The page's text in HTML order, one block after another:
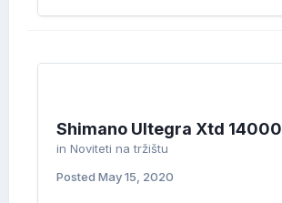
Shimano Ultegra Xtd 14000
in Noviteti na tržištu
Posted May 15, 2020